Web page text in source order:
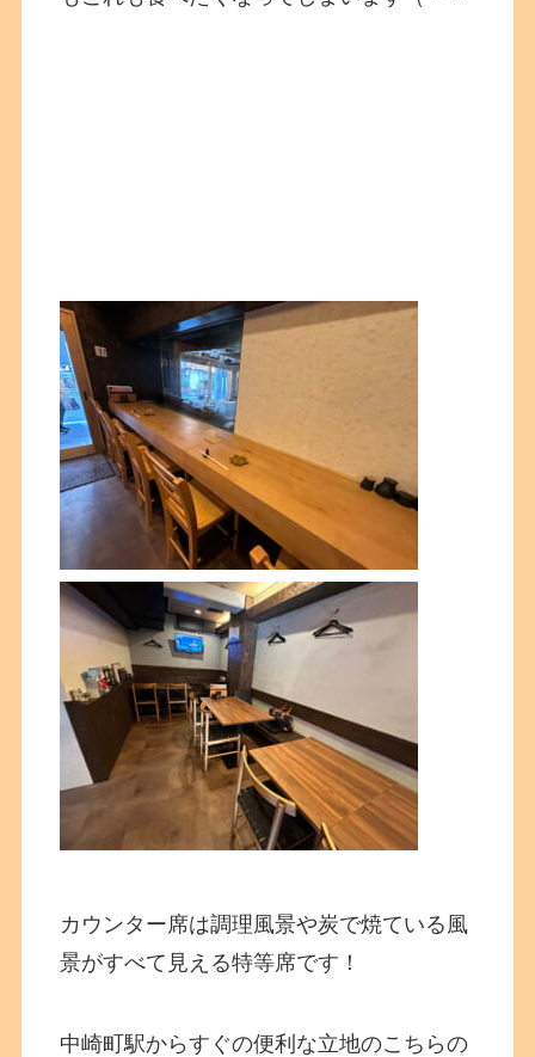
カウンター席は調理風景や炭で焼ている風
景がすべて見える特等席です！
中崎町駅からすぐの便利な立地のこちらの